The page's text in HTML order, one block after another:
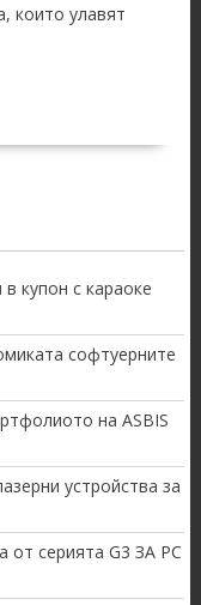
които улавят
купон с караоке
софтуерните
на ASBIS
устройства за
от серията G3 ЗА PC